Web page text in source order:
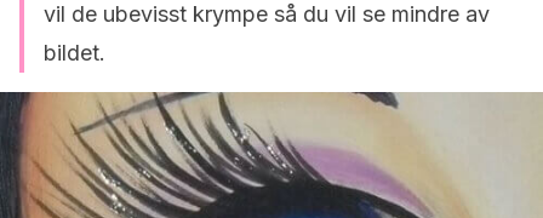
vil de ubevisst krympe så du vil se mindre av
bildet.